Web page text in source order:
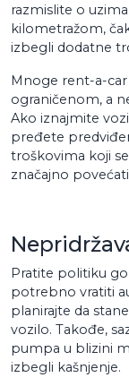
razmislite o
kilometražom,
izbegli dodatne
Mnoge rent-a-car
ograničenom, a
Ako iznajmite
pređete
troškovima koji
značajno
Pratite politiku
potrebno vratiti
planirajte da
vozilo. Takođe,
pumpa u blizini
izbegli kašnjenje.